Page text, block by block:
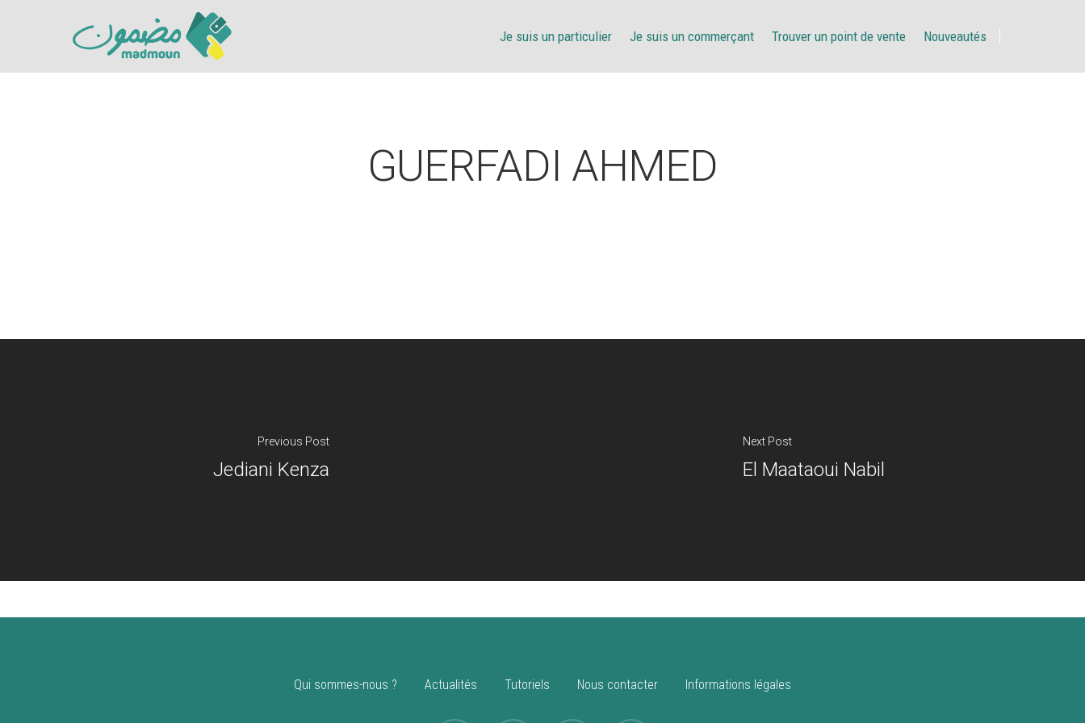
Je suis un particulier Je suis un commerçant Trouver un point de vente Nouveautés
GUERFADI AHMED
Previous Post
Jediani Kenza
Next Post
El Maataoui Nabil
Qui sommes-nous ? Actualités Tutoriels Nous contacter Informations légales